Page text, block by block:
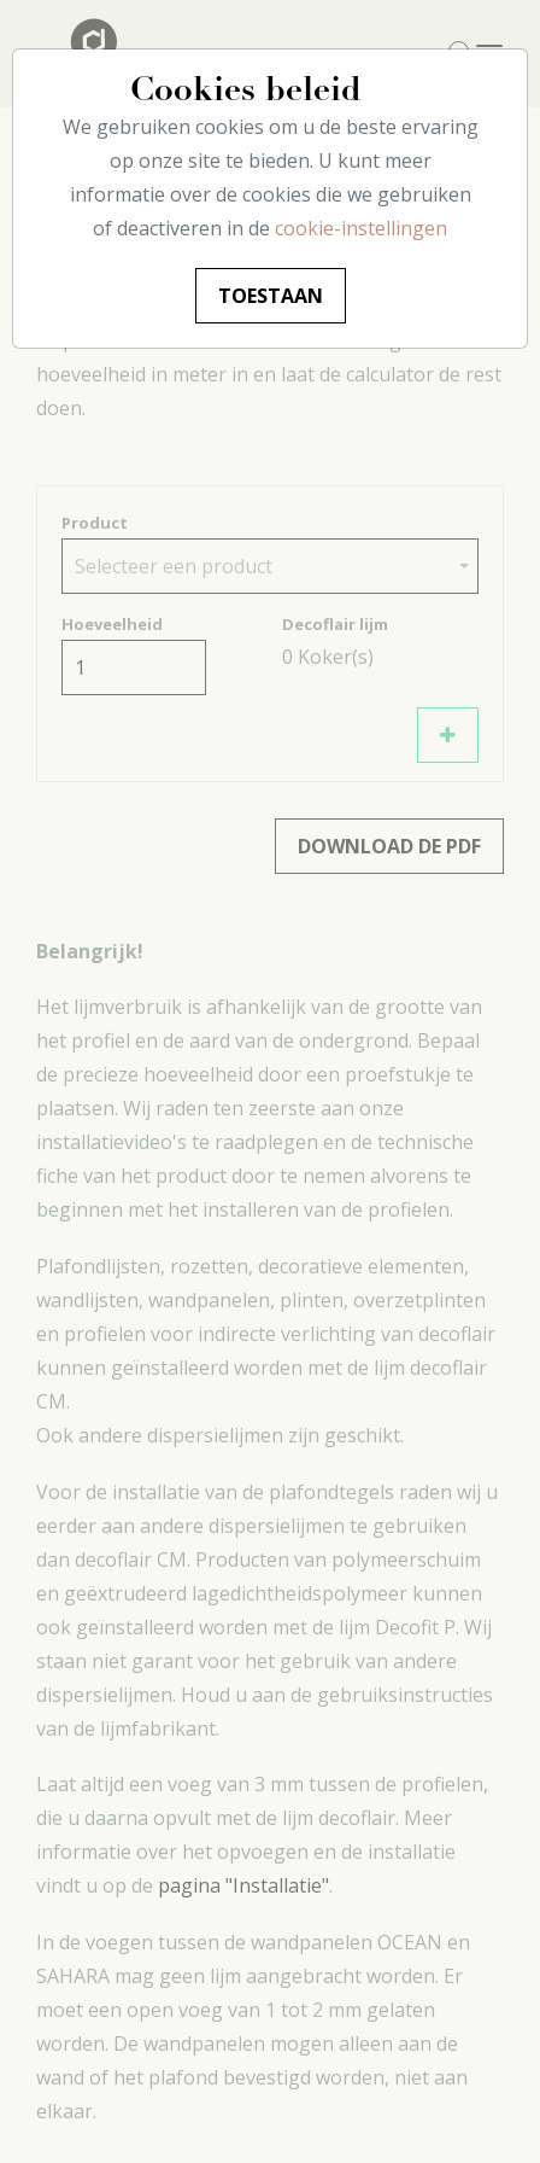
Lijmverbruik
Deze praktische tool berekent hoeveel lijm u nodig
hebt om uw projecten te realiseren. Voer gewoon
hoeveelheid in meter in en laat de calculator de rest
doen.
Product
Selecteer een product
Hoeveelheid Decoflair lijm
0 Koker(s)
DOWNLOAD DE PDF
Belangrijk!
Het lijmverbruik is afhankelijk van de grootte van
het profiel en de aard van de ondergrond. Bepaal
de precieze hoeveelheid door een proefstukje te
plaatsen. Wij raden ten zeerste aan onze
installatievideo's te raadplegen en de technische
fiche van het product door te nemen alvorens te
beginnen met het installeren van de profielen.
Plafondlijsten, rozetten, decoratieve elementen,
wandlijsten, wandpanelen, plinten, overzetplinten
en profielen voor indirecte verlichting van decoflair
kunnen geïnstalleerd worden met de lijm decoflair
CM.
Ook andere dispersielijmen zijn geschikt.
Voor de installatie van de plafondtegels raden wij u
eerder aan andere dispersielijmen te gebruiken
dan decoflair CM. Producten van polymeerschuim
en geëxtrudeerd lagedichtheidspolymeer kunnen
ook geïnstalleerd worden met de lijm Decofit P. Wij
staan niet garant voor het gebruik van andere
dispersielijmen. Houd u aan de gebruiksinstructies
van de lijmfabrikant.
Laat altijd een voeg van 3 mm tussen de profielen,
die u daarna opvult met de lijm decoflair. Meer
informatie over het opvoegen en de installatie
vindt u op de pagina "Installatie".
In de voegen tussen de wandpanelen OCEAN en
SAHARA mag geen lijm aangebracht worden. Er
moet een open voeg van 1 tot 2 mm gelaten
worden. De wandpanelen mogen alleen aan de
wand of het plafond bevestigd worden, niet aan
elkaar.
Cookies beleid
We gebruiken cookies om u de beste ervaring
op onze site te bieden. U kunt meer
informatie over de cookies die we gebruiken
of deactiveren in de cookie-instellingen
TOESTAAN